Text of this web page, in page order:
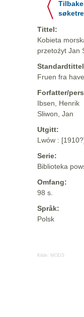
Tilbake
Tittel:
Kobieta
przetoźyt Jan
Fruen fra
Forfatter/
Ibsen, Henrik
Sliwon, Jan
Utgitt:
Lwów :
Serie:
Biblioteka
Omfang:
98 s.
Språk:
Polsk
Kilde: MODS